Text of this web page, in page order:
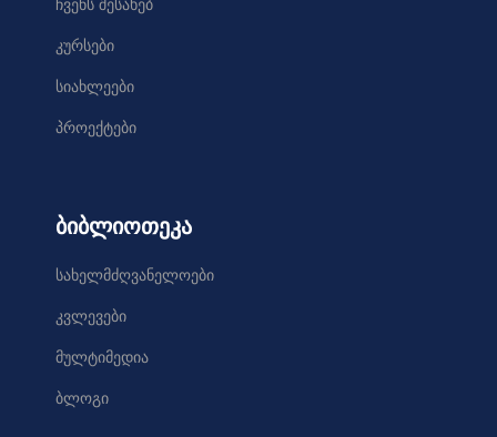
ჩვენს შესახებ
კურსები
სიახლეები
პროექტები
ბიბლიოთეკა
სახელმძღვანელოები
კვლევები
მულტიმედია
ბლოგი